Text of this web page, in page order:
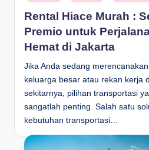
in
Rental Hiace Murah :
Premio untuk
Hemat di Jakarta
Jika Anda sedang
keluarga besar atau rekan kerja
sekitarnya, pilihan transportasi
sangatlah penting. Salah satu
kebutuhan transportasi…